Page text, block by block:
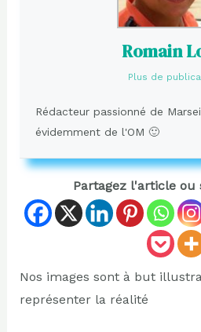
Romain
Plus de
Rédacteur passionné de
évidemment de l'OM 🙂
Partagez l'article ou
Nos images sont à but
représenter la réalité